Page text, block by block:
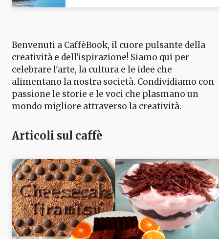
Benvenuti a CaffèBook, il cuore pulsante della
creatività e dell'ispirazione! Siamo qui per
celebrare l'arte, la cultura e le idee che
alimentano la nostra società. Condividiamo con
passione le storie e le voci che plasmano un
mondo migliore attraverso la creatività.
Articoli sul caffè